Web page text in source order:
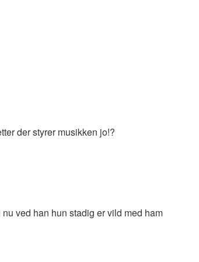
der styrer musikken jo!?
ved han hun stadig er vild med ham